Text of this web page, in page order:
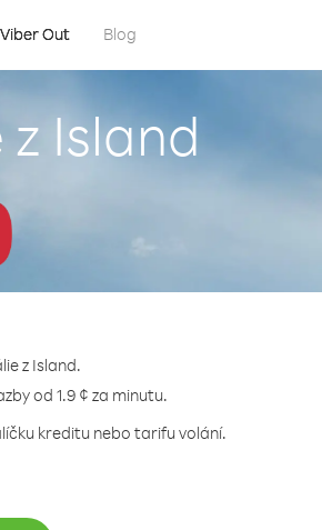
Viber Out Blog
Island
z Island.
od 1.9 ¢ za minutu.
kreditu nebo tarifu volání.